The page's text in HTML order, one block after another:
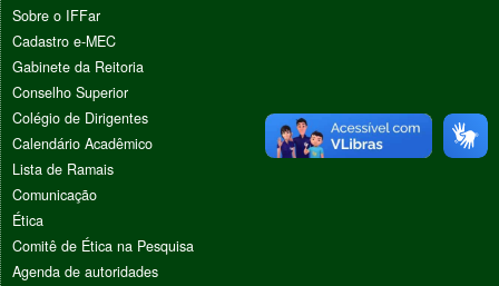
Sobre o IFFar
Cadastro e-MEC
Gabinete da Reitoria
Conselho Superior
Colégio de Dirigentes
Calendário Acadêmico
Lista de Ramais
Comunicação
Ética
Comitê de Ética na Pesquisa
Agenda de autoridades